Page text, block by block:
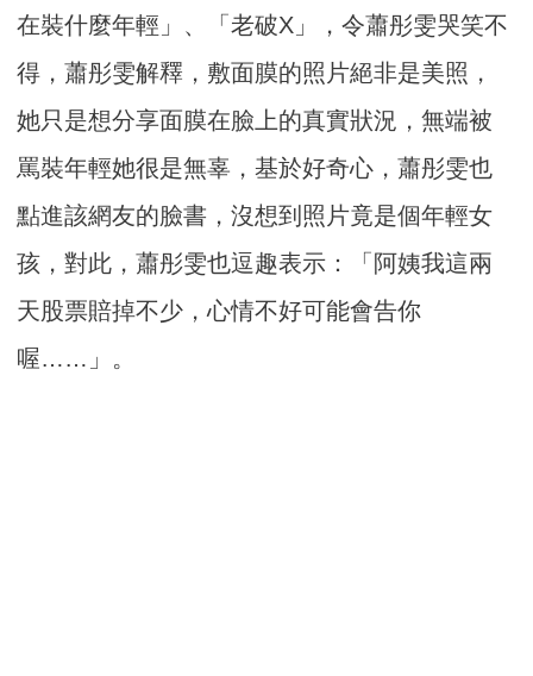
在裝什麼年輕」、「老破X」，令蕭彤雯哭笑不
得，蕭彤雯解釋，敷面膜的照片絕非是美照，
她只是想分享面膜在臉上的真實狀況，無端被
罵裝年輕她很是無辜，基於好奇心，蕭彤雯也
點進該網友的臉書，沒想到照片竟是個年輕女
孩，對此，蕭彤雯也逗趣表示：「阿姨我這兩
天股票賠掉不少，心情不好可能會告你
喔……」。